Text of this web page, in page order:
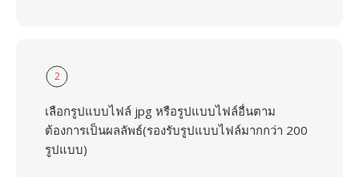
2
เลือกรูปแบบไฟล์ jpg หรือรูปแบบไฟล์อื่นตาม
ต้องการเป็นผลลัพธ์(รองรับรูปแบบไฟล์มากกว่า 200
รูปแบบ)